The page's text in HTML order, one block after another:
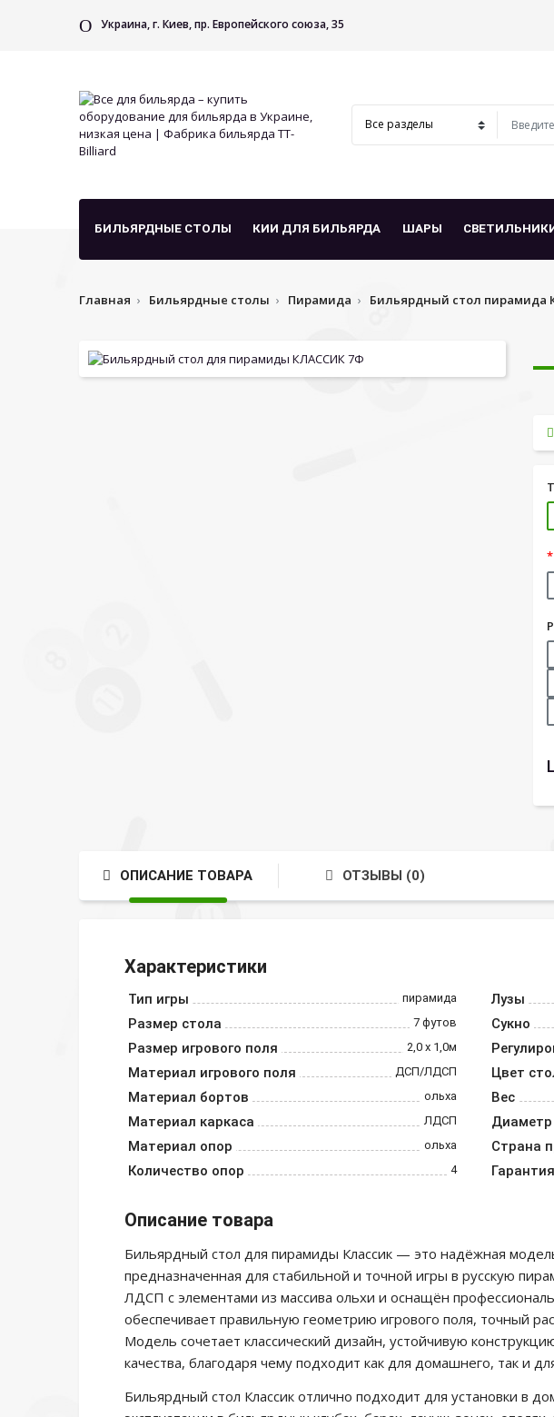
Украина, г. Киев, пр. Европейского союза, 35
БИЛЬЯРДНЫЕ СТОЛЫ КИИ ДЛЯ БИЛЬЯРДА ШАРЫ
Главная Бильярдные столы Пирамида Бильярдный стол пирамида
ОПИСАНИЕ ТОВАРА ОТЗЫВЫ (0)
Характеристики
Тип игры пирамида
Размер стола 7 футов
Размер игрового поля 2,0 х 1,0м
Материал игрового поля ДСП/ЛДСП
Материал бортов ольха
Материал каркаса ЛДСП
Материал опор ольха
Количество опор 4
Лузы
Сукно
Цвет
Вес
Страна
Гарантия
Описание товара
Бильярдный стол для пирамиды Классик — это надёжная
предназначенная для стабильной и точной игры в русскую
ЛДСП с элементами из массива ольхи и оснащён
обеспечивает правильную геометрию игрового поля, точный
Модель сочетает классический дизайн, устойчивую
качества, благодаря чему подходит как для домашнего, так и
Бильярдный стол Классик отлично подходит для установки в